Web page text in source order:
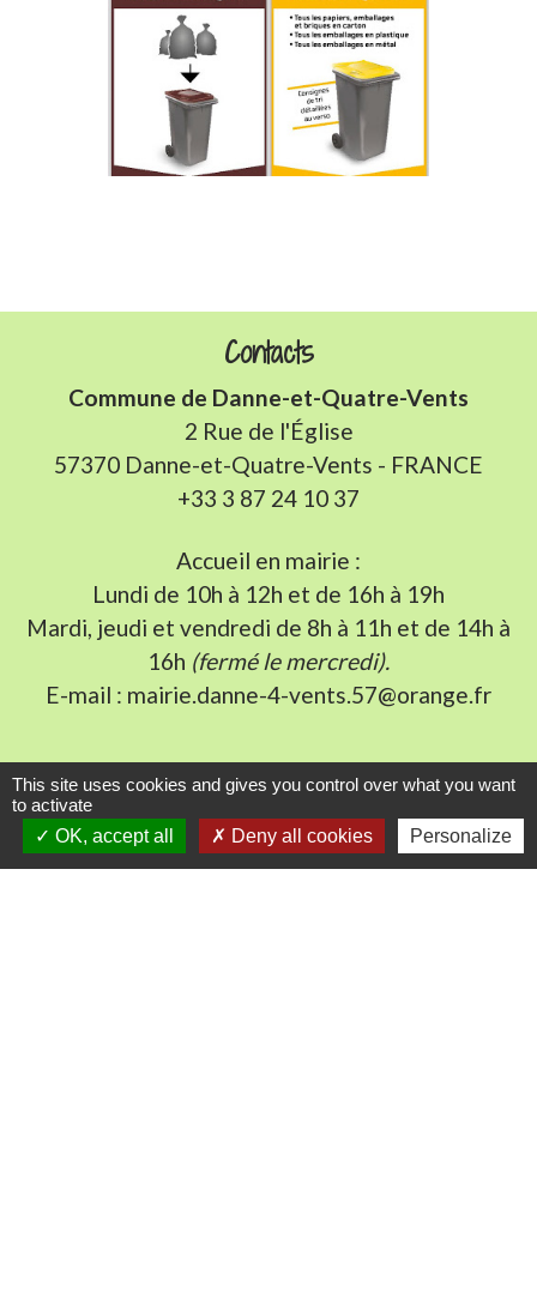
Contacts
Commune de Danne-et-Quatre-Vents
2 Rue de l'Église
57370 Danne-et-Quatre-Vents - FRANCE
+33 3 87 24 10 37
Accueil en mairie :
Lundi de 10h à 12h et de 16h à 19h
Mardi, jeudi et vendredi de 8h à 11h et de 14h à
16h (fermé le mercredi).
E-mail : mairie.danne-4-vents.57@orange.fr
Liens utiles
Communauté Communes du Pays Phalsbourg
This site uses cookies and gives you control over what you want
to activate
OK, accept all
Deny all cookies Personalize